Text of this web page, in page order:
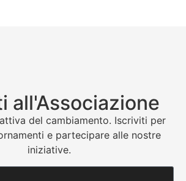
all'Associazione
del cambiamento. Iscriviti per
e partecipare alle nostre
iniziative.